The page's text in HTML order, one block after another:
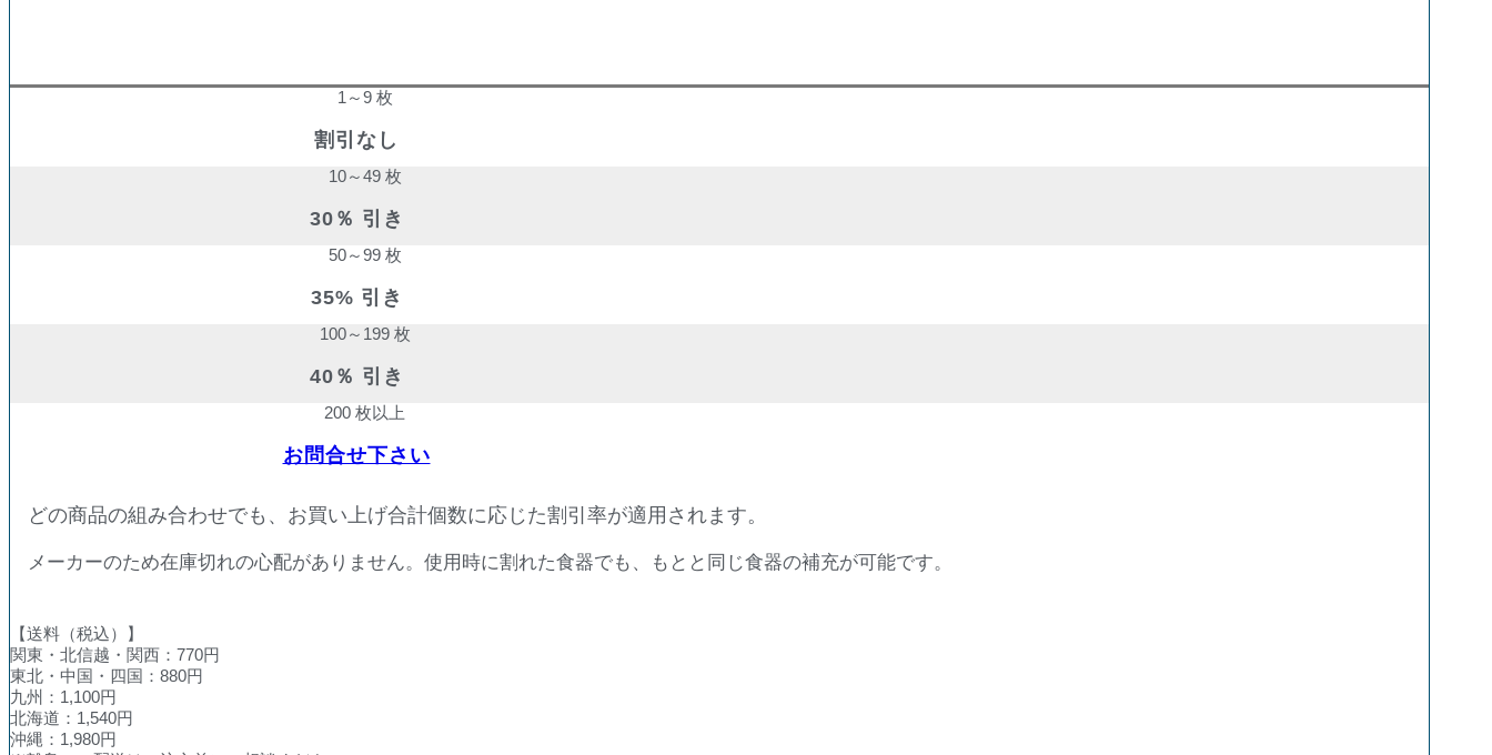
1～9 枚
割引なし
10～49 枚
30％ 引き
50～99 枚
35% 引き
100～199 枚
40％ 引き
200 枚以上
お問合せ下さい
どの商品の組み合わせでも、お買い上げ合計個数に応じた割引率が適用されます。
メーカーのため在庫切れの心配がありません。使用時に割れた食器でも、もとと同じ食器の補充が可能です。
【送料（税込）】
関東・北信越・関西：770円
東北・中国・四国：880円
九州：1,100円
北海道：1,540円
沖縄：1,980円